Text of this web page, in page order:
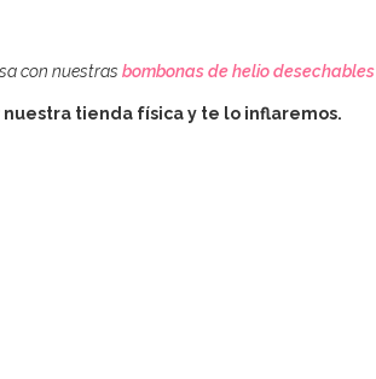
con nuestras bombonas de helio desechables
tienda física y te lo inflaremos.